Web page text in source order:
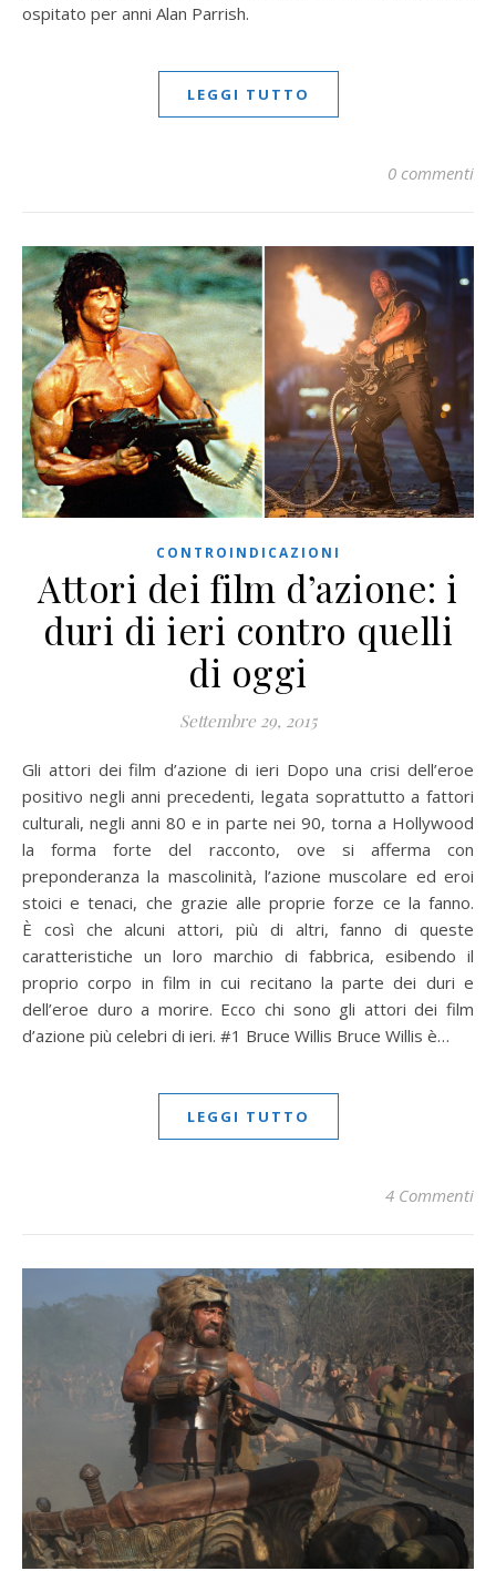
ospitato per anni Alan Parrish.
LEGGI TUTTO
0 commenti
CONTROINDICAZIONI
Attori dei film d’azione: i
duri di ieri contro quelli
di oggi
Settembre 29, 2015
Gli attori dei film d’azione di ieri Dopo una crisi dell’eroe
positivo negli anni precedenti, legata soprattutto a fattori
culturali, negli anni 80 e in parte nei 90, torna a Hollywood
la forma forte del racconto, ove si afferma con
preponderanza la mascolinità, l’azione muscolare ed eroi
stoici e tenaci, che grazie alle proprie forze ce la fanno.
È così che alcuni attori, più di altri, fanno di queste
caratteristiche un loro marchio di fabbrica, esibendo il
proprio corpo in film in cui recitano la parte dei duri e
dell’eroe duro a morire. Ecco chi sono gli attori dei film
d’azione più celebri di ieri. #1 Bruce Willis Bruce Willis è…
LEGGI TUTTO
4 Commenti